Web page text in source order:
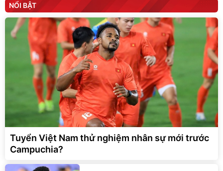
NỔI BẬT
Tuyển Việt Nam thử nghiệm nhân sự mới trước
Campuchia?